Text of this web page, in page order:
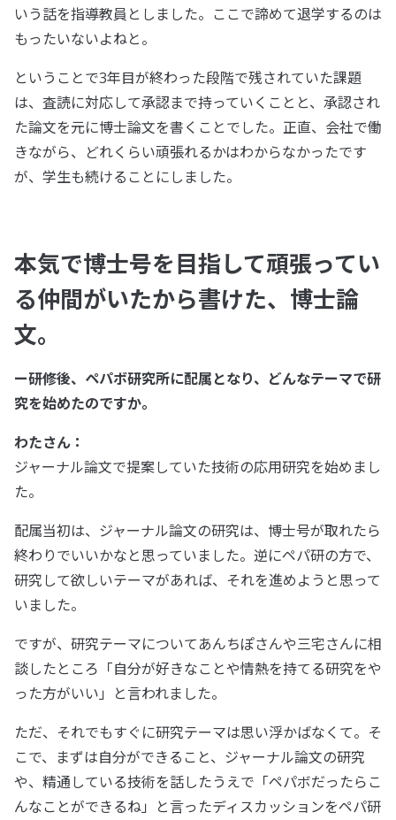
いう話を指導教員としました。ここで諦めて退学するのは
もったいないよねと。
ということで3年目が終わった段階で残されていた課題
は、査読に対応して承認まで持っていくことと、承認され
た論文を元に博士論文を書くことでした。正直、会社で働
きながら、どれくらい頑張れるかはわからなかったです
が、学生も続けることにしました。
本気で博士号を目指して頑張ってい
る仲間がいたから書けた、博士論
文。
ー研修後、ペパボ研究所に配属となり、どんなテーマで研
究を始めたのですか。
わたさん：
ジャーナル論文で提案していた技術の応用研究を始めまし
た。
配属当初は、ジャーナル論文の研究は、博士号が取れたら
終わりでいいかなと思っていました。逆にペパ研の方で、
研究して欲しいテーマがあれば、それを進めようと思って
いました。
ですが、研究テーマについてあんちぽさんや三宅さんに相
談したところ「自分が好きなことや情熱を持てる研究をや
った方がいい」と言われました。
ただ、それでもすぐに研究テーマは思い浮かばなくて。そ
こで、まずは自分ができること、ジャーナル論文の研究
や、精通している技術を話したうえで「ペパボだったらこ
んなことができるね」と言ったディスカッションをペパ研